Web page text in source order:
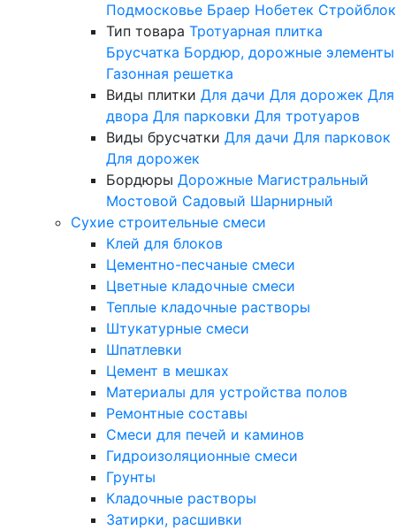
Подмосковье Браер Нобетек Стройблок
Тип товара Тротуарная плитка
Брусчатка Бордюр, дорожные элементы
Газонная решетка
Виды плитки Для дачи Для дорожек Для
двора Для парковки Для тротуаров
Виды брусчатки Для дачи Для парковок
Для дорожек
Бордюры Дорожные Магистральный
Мостовой Садовый Шарнирный
Сухие строительные смеси
Клей для блоков
Цементно-песчаные смеси
Цветные кладочные смеси
Теплые кладочные растворы
Штукатурные смеси
Шпатлевки
Цемент в мешках
Материалы для устройства полов
Ремонтные составы
Смеси для печей и каминов
Гидроизоляционные смеси
Грунты
Кладочные растворы
Затирки, расшивки